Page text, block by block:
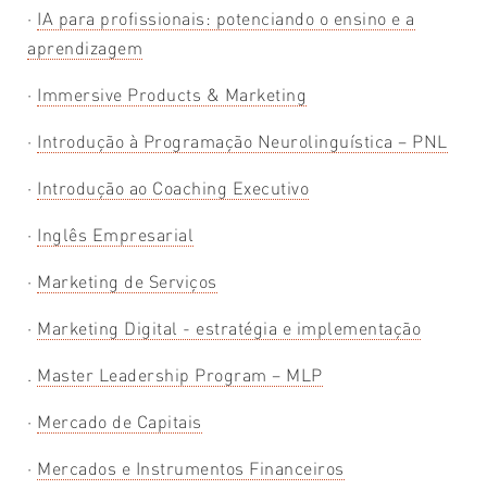
· IA para profissionais: potenciando o ensino e a
aprendizagem
· Immersive Products & Marketing
· Introdução à Programação Neurolinguística – PNL
· Introdução ao Coaching Executivo
· Inglês Empresarial
· Marketing de Serviços
· Marketing Digital - estratégia e implementação
. Master Leadership Program – MLP
· Mercado de Capitais
· Mercados e Instrumentos Financeiros